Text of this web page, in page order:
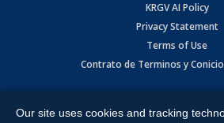
KRGV AI Policy
Privacy Statement
Terms of Use
Contrato de Terminos y
Expressway, Weslaco, TX 78596.
Our site uses cookies and tracking